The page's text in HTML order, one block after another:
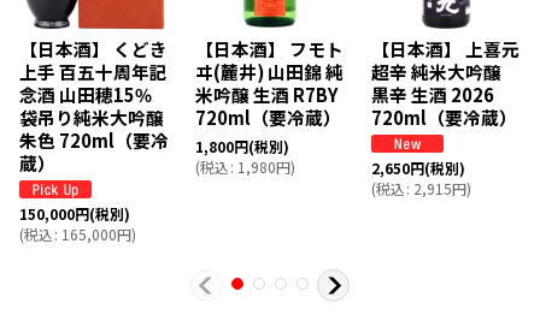
【日本酒】 くどき
上手 百五十周年記
念酒 山田穂15％
袋吊り純米大吟醸
朱色 720ml（要冷
蔵）
150,000円(税別)
(税込: 165,000円)
【日本酒】 フモト
ヰ(麓井) 山田錦 純
米吟醸 生酒 R7BY
720ml（要冷蔵）
1,800円(税別)
(税込: 1,980円)
【日本酒】 上喜元
超辛 純米大吟醸
黒辛 生酒 2026
720ml（要冷蔵）
2,650円(税別)
(税込: 2,915円)